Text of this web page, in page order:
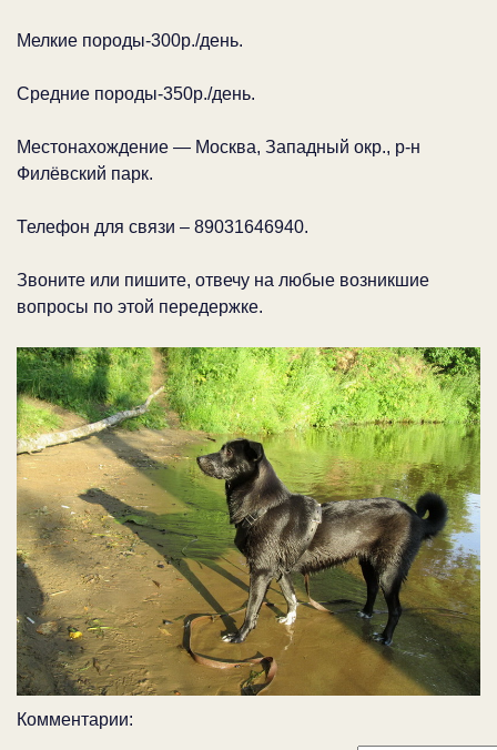
Мелкие породы-300р./день.
Средние породы-350р./день.
Местонахождение — Москва, Западный окр., р-н
Филёвский парк.
Телефон для связи – 89031646940.
Звоните или пишите, отвечу на любые возникшие
вопросы по этой передержке.
Комментарии: